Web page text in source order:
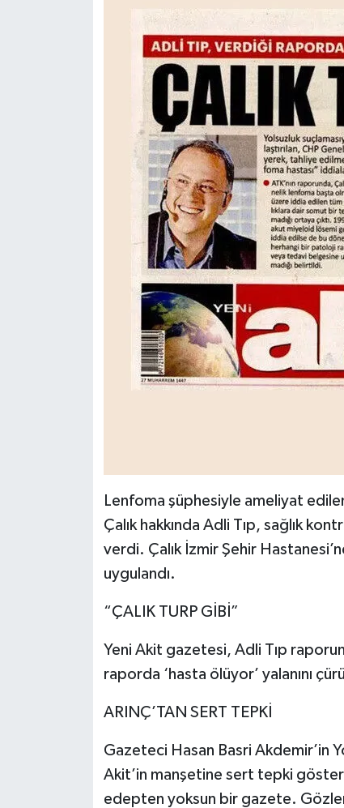
Lenfoma şüphesiyle ameliyat
Çalık hakkında Adli Tıp, sağlık
verdi. Çalık İzmir Şehir
uygulandı.
“ÇALIK TURP GİBİ”
Yeni Akit gazetesi, Adli Tıp
raporda ‘hasta ölüyor’ yalanını
ARINÇ’TAN SERT TEPKİ
Gazeteci Hasan Basri Akdemir’in
Akit’in manşetine sert tepki
edepten yoksun bir gazete.